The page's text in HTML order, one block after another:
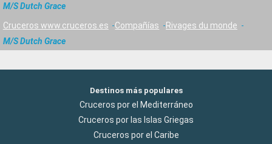
M/S Dutch Grace
Cruceros www.cruceros.es Compañías
Rivages du monde
M/S Dutch Grace
Destinos más populares
Cruceros por el Mediterráneo
Cruceros por las Islas Griegas
Cruceros por el Caribe